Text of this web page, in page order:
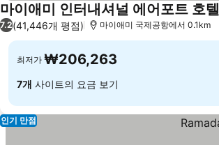
마이애미 인터내셔널 에어포트 호텔
7.2(41,446개 평점) 마이애미 국제공항에서 0.1km
최저가 ₩206,263
7개 사이트의 요금 보기
인기 만점